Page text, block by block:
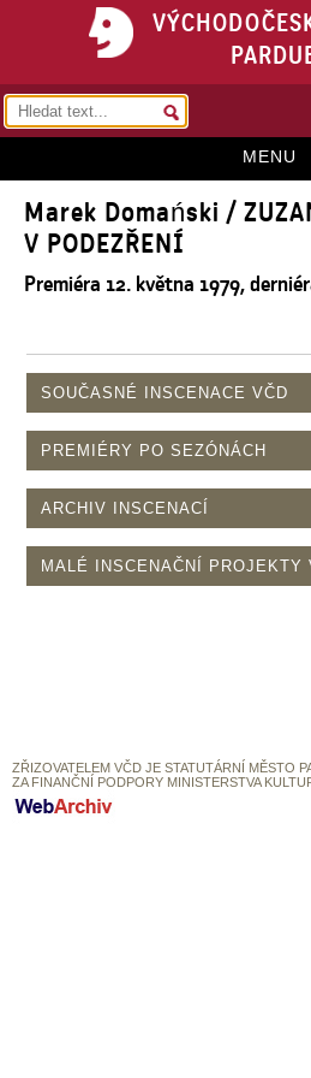
MENU
HOME
KONTAKTY
O
DÁLE
Marek Domański /
V PODEZŘENÍ
Premiéra 12. května 1979,
SOUČASNÉ INSCENACE VČD
PREMIÉRY PO SEZÓNÁCH
ARCHIV INSCENACÍ
MALÉ INSCENAČNÍ PROJEKTY
ZŘIZOVATELEM VČD JE STATUTÁRNÍ MĚSTO
ZA FINANČNÍ PODPORY MINISTERSTVA